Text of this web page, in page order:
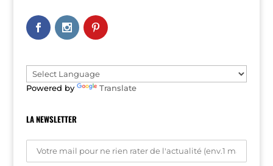
n
a
v
e
:Powered by Translate
LA NEWSLETTER